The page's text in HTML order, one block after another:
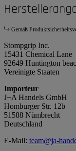
Gemäß
Stompgrip Inc.
15431 Chemical Lane
92649 Huntington
Vereinigte Staaten
Importeur
J+A Handels GmbH
Homburger Str. 12b
51588 Nümbrecht
Deutschland
E-Mail: team@ja-